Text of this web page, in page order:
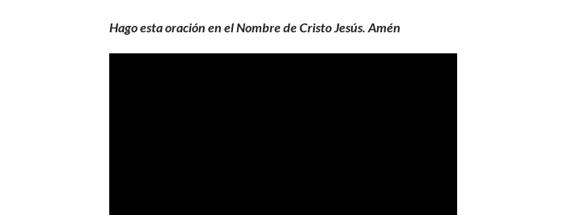
Hago esta oración en el Nombre de Cristo Jesús. Amén